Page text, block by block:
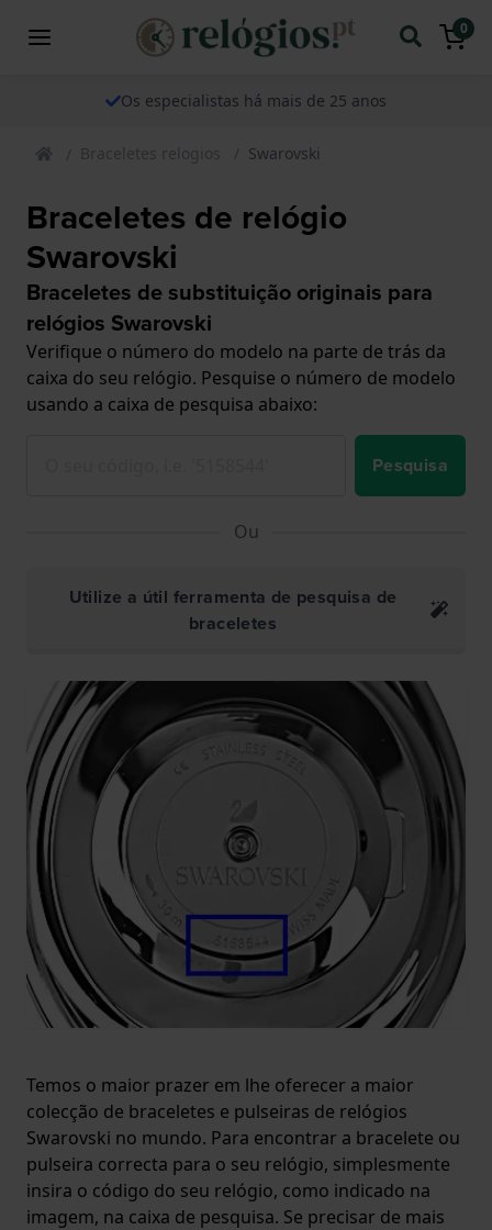
0
Os especialistas há mais de 25 anos
Braceletes relogios Swarovski
Braceletes de relógio
Swarovski
Braceletes de substituição originais para
relógios Swarovski
Verifique o número do modelo na parte de trás da
caixa do seu relógio. Pesquise o número de modelo
usando a caixa de pesquisa abaixo:
Pesquisa
Ou
Utilize a útil ferramenta de pesquisa de
braceletes
Temos o maior prazer em lhe oferecer a maior
colecção de braceletes e pulseiras de relógios
Swarovski no mundo. Para encontrar a bracelete ou
pulseira correcta para o seu relógio, simplesmente
insira o código do seu relógio, como indicado na
imagem, na caixa de pesquisa. Se precisar de mais